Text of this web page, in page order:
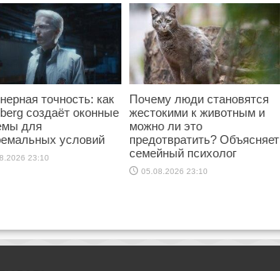
точность: как
создаёт оконные
для
условий
23:10
Почему люди становятся
жестокими к животным и
можно ли это
предотвратить? Объясняет
семейный психолог
05.08.2026 23:10